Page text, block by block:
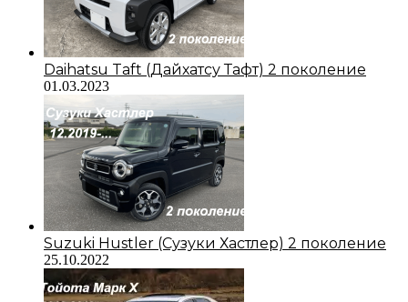
Daihatsu Taft (Дайхатсу Тафт) 2 поколение
01.03.2023
Suzuki Hustler (Сузуки Хастлер) 2 поколение
25.10.2022